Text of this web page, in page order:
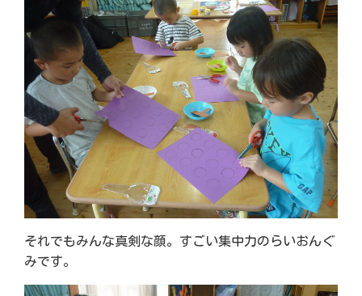
それでもみんな真剣な顔。すごい集中力のらいおんぐ
みです。